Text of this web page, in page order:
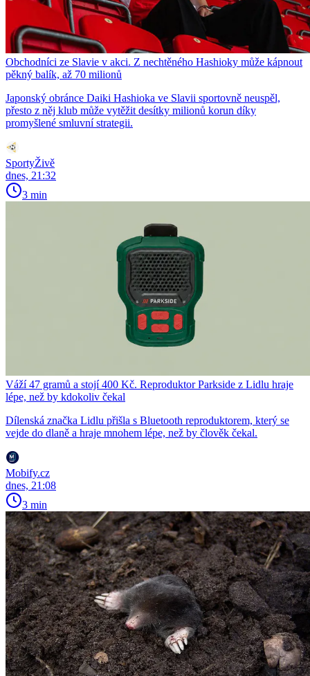
Obchodníci ze Slavie v akci. Z nechtěného Hashioky může kápnout
pěkný balík, až 70 milionů
Japonský obránce Daiki Hashioka ve Slavii sportovně neuspěl,
přesto z něj klub může vytěžit desítky milionů korun díky
promyšlené smluvní strategii.
SportyŽivě
dnes, 21:32
3 min
Váží 47 gramů a stojí 400 Kč. Reproduktor Parkside z Lidlu hraje
lépe, než by kdokoliv čekal
Dílenská značka Lidlu přišla s Bluetooth reproduktorem, který se
vejde do dlaně a hraje mnohem lépe, než by člověk čekal.
Mobify.cz
dnes, 21:08
3 min